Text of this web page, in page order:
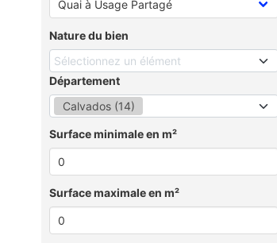
Nature du bien
Sélectionnez un élément
Département
Calvados (14)
Surface minimale en m²
Surface maximale en m²